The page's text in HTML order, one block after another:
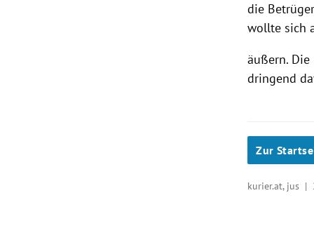
die
wollte sich
äußern. Die
dringend
Zur
kurier.at, jus |